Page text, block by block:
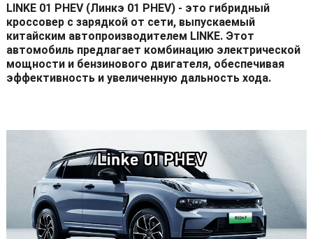
LINKE 01 PHEV (Линкэ 01 PHEV) - это гибридный
кроссовер с зарядкой от сети, выпускаемый
китайским автопроизводителем LINKE. Этот
автомобиль предлагает комбинацию электрической
мощности и бензинового двигателя, обеспечивая
эффективность и увеличенную дальность хода.